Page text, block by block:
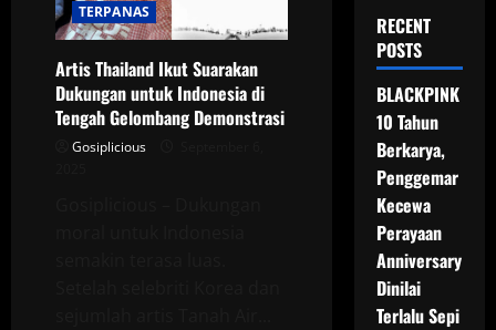
TERPANAS
Artis Thailand Ikut Suarakan
Dukungan untuk Indonesia di
Tengah Gelombang Demonstrasi
Gosiplicious
RECENT
POSTS
BLACKPINK
10 Tahun
Berkarya,
Penggemar
Kecewa
Perayaan
Anniversary
Dinilai
Terlalu Sepi